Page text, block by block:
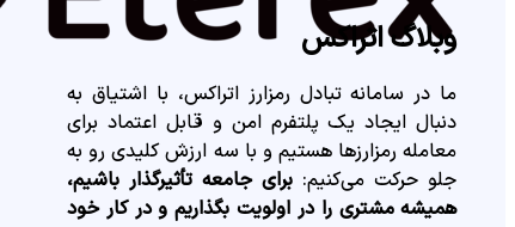
وبلاگ اتراکس
ما در سامانه تبادل رمزارز اتراکس، با اشتیاق به
دنبال ایجاد یک پلتفرم امن و قابل اعتماد برای
معامله رمزارزها هستیم و با سه ارزش کلیدی رو به
جلو حرکت می‌کنیم: برای جامعه تأثیرگذار باشیم،
همیشه مشتری را در اولویت بگذاریم و در کار خود